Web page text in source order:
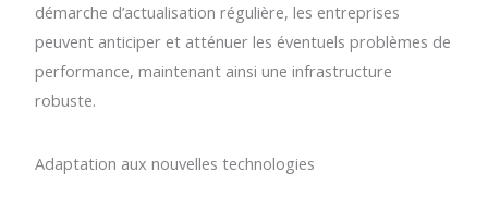
démarche d’actualisation régulière, les entreprises
peuvent anticiper et atténuer les éventuels problèmes de
performance, maintenant ainsi une infrastructure
robuste.
Adaptation aux nouvelles technologies